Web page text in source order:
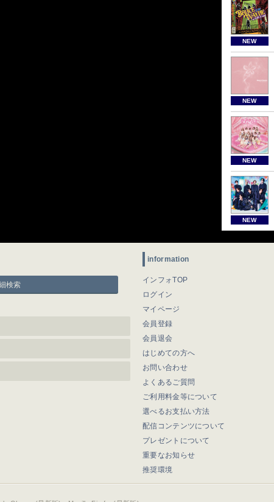
NEW
NEW
NEW
NEW
検索
information
インフォTOP
ログイン
マイページ
会員登録
会員退会
はじめての方へ
お問い合わせ
よくあるご質問
ご利用料金等について
選べるお支払い方法
配信コンテンツについて
プレゼントについて
重要なお知らせ
推奨環境